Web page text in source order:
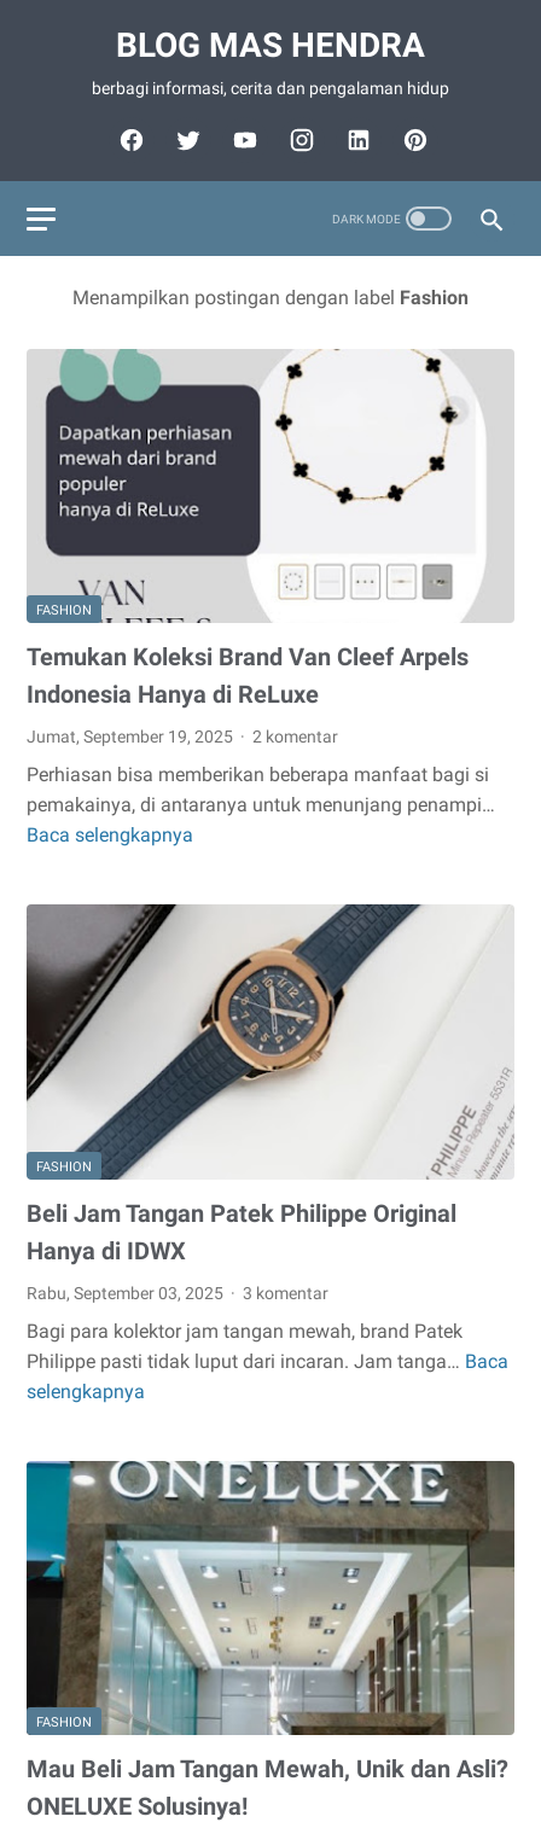
BLOG MAS HENDRA
berbagi informasi, cerita dan pengalaman hidup
Menampilkan postingan dengan label Fashion
FASHION
Temukan Koleksi Brand Van Cleef Arpels
Indonesia Hanya di ReLuxe
Jumat, September 19, 2025 2 komentar
Perhiasan bisa memberikan beberapa manfaat bagi si
pemakainya, di antaranya untuk menunjang penampi…
Baca selengkapnya
Brand
Cleef
Arpels
Indonesia
Hanya
di
ReLuxe
FASHION
Beli Jam Tangan Patek Philippe Original
Hanya di IDWX
Rabu, September 03, 2025 3 komentar
Bagi para kolektor jam tangan mewah, brand Patek
Philippe pasti tidak luput dari incaran. Jam tanga… Baca
selengkapnya
Beli
Philippe
Original
Hanya
di
IDWX
FASHION
Mau Beli Jam Tangan Mewah, Unik dan Asli?
ONELUXE Solusinya!